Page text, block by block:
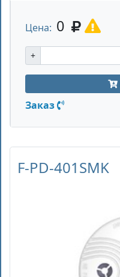
Цена: 0
+
Заказ
F-PD-401SMK